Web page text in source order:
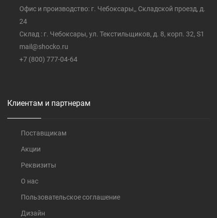
Офис и производство: г. Чебоксары,, Складской проезд, д.
24
Склад : г. Чебоксары, ул. Текстильщиков, д. 8, корп. 32, S1
mail@shocko.ru
+7 (800) 777-04-64
Клиентам и партнерам
Поставщикам
Акции
Реквизиты
О нас
Пользовательское соглашение
Дизайн